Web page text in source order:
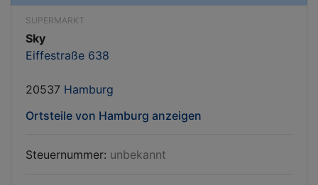
SUPERMARKT
Sky
Eiffestraße 638
20537 Hamburg
Ortsteile von Hamburg anzeigen
Steuernummer: unbekannt